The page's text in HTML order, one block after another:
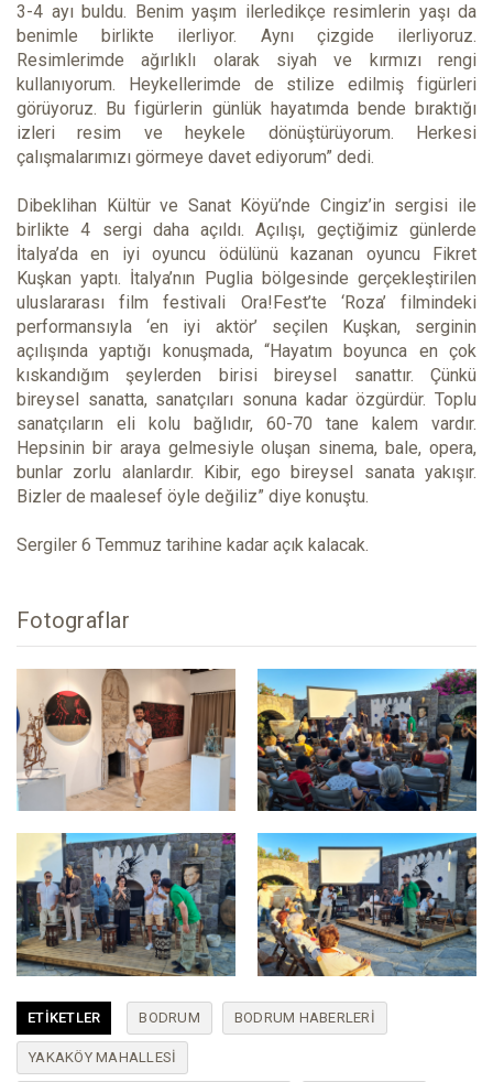
3-4 ayı buldu. Benim yaşım ilerledikçe resimlerin yaşı da
benimle birlikte ilerliyor. Aynı çizgide ilerliyoruz.
Resimlerimde ağırlıklı olarak siyah ve kırmızı rengi
kullanıyorum. Heykellerimde de stilize edilmiş figürleri
görüyoruz. Bu figürlerin günlük hayatımda bende bıraktığı
izleri resim ve heykele dönüştürüyorum. Herkesi
çalışmalarımızı görmeye davet ediyorum” dedi.
Dibeklihan Kültür ve Sanat Köyü’nde Cingiz’in sergisi ile
birlikte 4 sergi daha açıldı. Açılışı, geçtiğimiz günlerde
İtalya’da en iyi oyuncu ödülünü kazanan oyuncu Fikret
Kuşkan yaptı. İtalya’nın Puglia bölgesinde gerçekleştirilen
uluslararası film festivali Ora!Fest’te ‘Roza’ filmindeki
performansıyla ‘en iyi aktör’ seçilen Kuşkan, serginin
açılışında yaptığı konuşmada, “Hayatım boyunca en çok
kıskandığım şeylerden birisi bireysel sanattır. Çünkü
bireysel sanatta, sanatçıları sonuna kadar özgürdür. Toplu
sanatçıların eli kolu bağlıdır, 60-70 tane kalem vardır.
Hepsinin bir araya gelmesiyle oluşan sinema, bale, opera,
bunlar zorlu alanlardır. Kibir, ego bireysel sanata yakışır.
Bizler de maalesef öyle değiliz” diye konuştu.
Sergiler 6 Temmuz tarihine kadar açık kalacak.
Fotograflar
ETIKETLER BODRUM BODRUM HABERLERI
YAKAKÖY MAHALLESI